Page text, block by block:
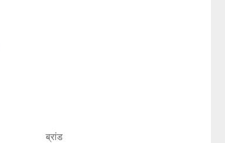
ब्रांड